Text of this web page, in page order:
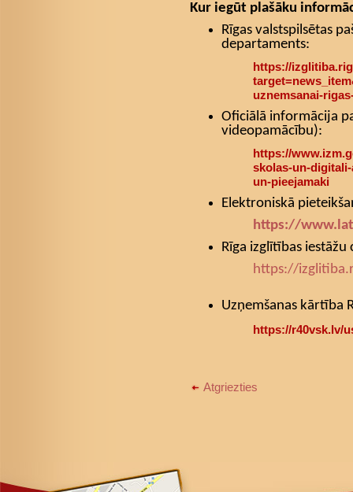
Kur iegūt plašāku
Rīgas valstspilsētas
departaments:
https://
uznemsanai-
Oficiālā informācija
videopamācību):
https://
skolas-un-
un-pieejamaki
Elektroniskā
https://
Rīga izglītības iestāžu
https://
Uzņemšanas kārtība
https://r40vsk.lv/
Atgriezties